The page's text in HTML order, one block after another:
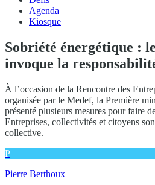
Agenda
Kiosque
Sobriété énergétique :
invoque la
À l’occasion de la Rencontre des
organisée par le Medef, la Première
présenté plusieurs mesures pour faire
Entreprises, collectivités et citoyens
collective.
P
Pierre Berthoux